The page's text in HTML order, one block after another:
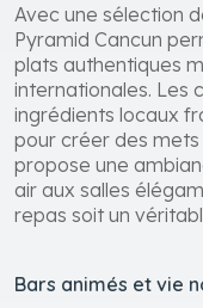
Avec une sélection
Pyramid Cancun
plats authentiques
internationales. Les
ingrédients locaux
pour créer des
propose une
air aux salles
repas soit un
Bars animés et vie